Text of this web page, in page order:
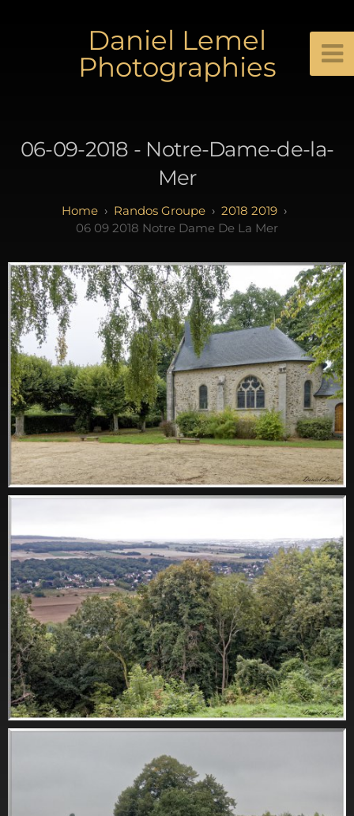
Daniel Lemel
Photographies
06-09-2018 - Notre-Dame-de-la-
Mer
Randos Groupe
2018 2019
06 09 2018 Notre Dame De La Mer